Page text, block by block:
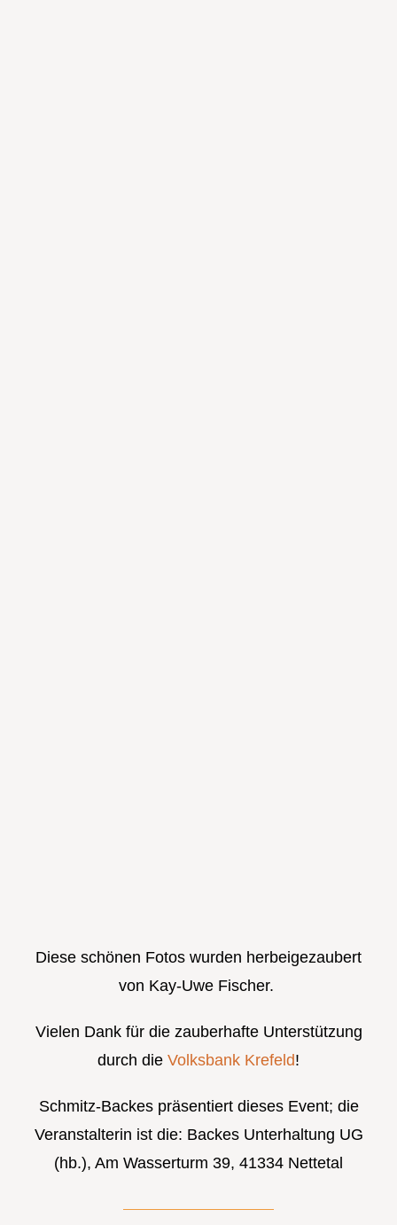
Diese schönen Fotos wurden herbeigezaubert
von Kay-Uwe Fischer.
Vielen Dank für die zauberhafte Unterstützung
durch die Volksbank Krefeld!
Schmitz-Backes präsentiert dieses Event; die
Veranstalterin ist die: Backes Unterhaltung UG
(hb.), Am Wasserturm 39, 41334 Nettetal